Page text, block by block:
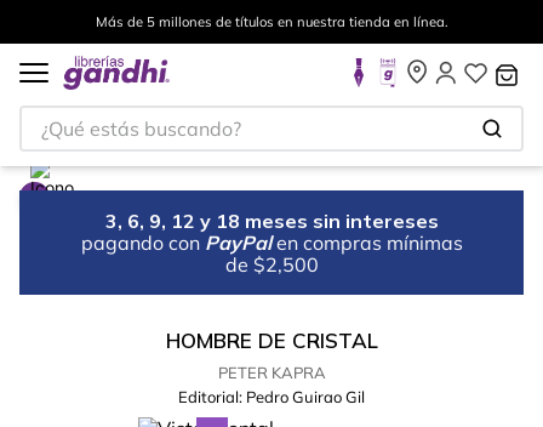
Más de 5 millones de títulos en nuestra tienda en línea.
¿Qué estás buscando?
3, 6, 9, 12 y 18 meses sin intereses
pagando con PayPal en compras mínimas
de $2,500
HOMBRE DE CRISTAL
PETER KAPRA
Editorial: Pedro Guirao Gil